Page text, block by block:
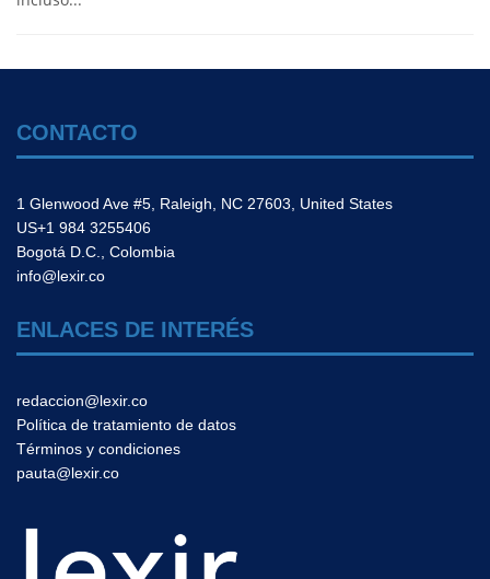
CONTACTO
1 Glenwood Ave #5, Raleigh, NC 27603, United States
US+1 984 3255406
Bogotá D.C., Colombia
info@lexir.co
ENLACES DE INTERÉS
redaccion@lexir.co
Política de tratamiento de datos
Términos y condiciones
pauta@lexir.co